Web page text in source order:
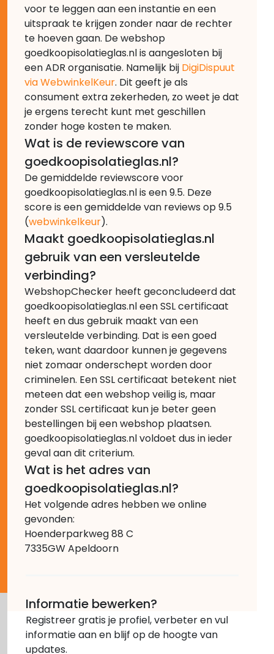
voor te leggen aan een instantie en een
uitspraak te krijgen zonder naar de rechter
te hoeven gaan. De webshop
goedkoopisolatieglas.nl is aangesloten bij
een ADR organisatie. Namelijk bij DigiDispuut
via WebwinkelKeur. Dit geeft je als
consument extra zekerheden, zo weet je dat
je ergens terecht kunt met geschillen
zonder hoge kosten te maken.
Wat is de reviewscore van
goedkoopisolatieglas.nl?
De gemiddelde reviewscore voor
goedkoopisolatieglas.nl is een 9.5. Deze
score is een gemiddelde van reviews op 9.5
(webwinkelkeur).
Maakt goedkoopisolatieglas.nl
gebruik van een versleutelde
verbinding?
WebshopChecker heeft geconcludeerd dat
goedkoopisolatieglas.nl een SSL certificaat
heeft en dus gebruik maakt van een
versleutelde verbinding. Dat is een goed
teken, want daardoor kunnen je gegevens
niet zomaar onderschept worden door
criminelen. Een SSL certificaat betekent niet
meteen dat een webshop veilig is, maar
zonder SSL certificaat kun je beter geen
bestellingen bij een webshop plaatsen.
goedkoopisolatieglas.nl voldoet dus in ieder
geval aan dit criterium.
Wat is het adres van
goedkoopisolatieglas.nl?
Het volgende adres hebben we online
gevonden:
Hoenderparkweg 88 C
7335GW Apeldoorn
Informatie bewerken?
Registreer gratis je profiel, verbeter en vul
informatie aan en blijf op de hoogte van
updates.